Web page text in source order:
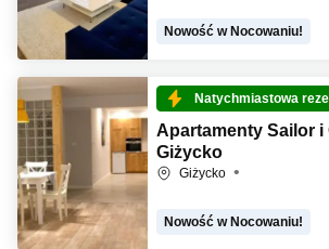
Nowość w Nocowaniu!
Natychmiastowa
Apartamenty Sailor
Giżycko
Giżycko
Nowość w Nocowaniu!